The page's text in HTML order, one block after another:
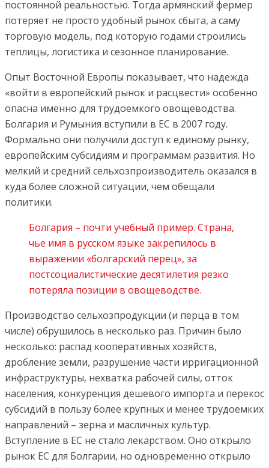
постоянной реальностью. Тогда армянский фермер
потеряет не просто удобный рынок сбыта, а саму
торговую модель, под которую годами строились
теплицы, логистика и сезонное планирование.
Опыт Восточной Европы показывает, что надежда
«войти в европейский рынок и расцвести» особенно
опасна именно для трудоемкого овощеводства.
Болгария и Румыния вступили в ЕС в 2007 году.
Формально они получили доступ к единому рынку,
европейским субсидиям и программам развития. Но
мелкий и средний сельхозпроизводитель оказался в
куда более сложной ситуации, чем обещали
политики.
Болгария – почти учебный пример. Страна,
чье имя в русском языке закрепилось в
выражении «болгарский перец», за
постсоциалистические десятилетия резко
потеряла позиции в овощеводстве.
Производство сельхозпродукции (и перца в том
числе) обрушилось в несколько раз. Причин было
несколько: распад кооперативных хозяйств,
дробление земли, разрушение части ирригационной
инфраструктуры, нехватка рабочей силы, отток
населения, конкуренция дешевого импорта и перекос
субсидий в пользу более крупных и менее трудоемких
направлений – зерна и масличных культур.
Вступление в ЕС не стало лекарством. Оно открыло
рынок ЕС для Болгарии, но одновременно открыло